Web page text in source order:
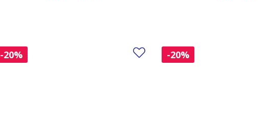
-20% Добави в любими
-20%